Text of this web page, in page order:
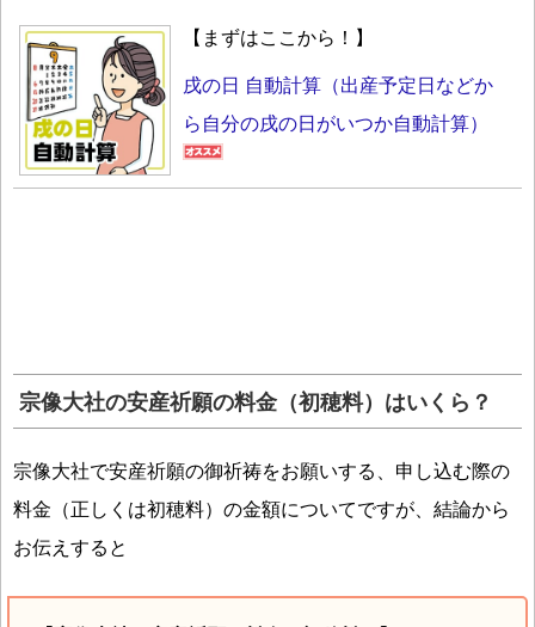
【まずはここから！】
戌の日 自動計算（出産予定日などか
ら自分の戌の日がいつか自動計算）
宗像大社の安産祈願の料金（初穂料）はいくら？
宗像大社で安産祈願の御祈祷をお願いする、申し込む際の
料金（正しくは初穂料）の金額についてですが、結論から
お伝えすると